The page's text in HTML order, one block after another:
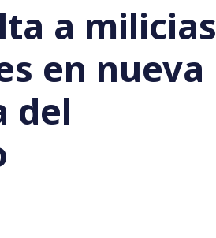
a milicias
en nueva
del